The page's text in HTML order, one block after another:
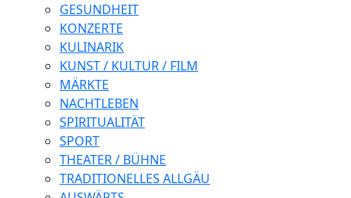
GESUNDHEIT
KONZERTE
KULINARIK
KUNST / KULTUR / FILM
MÄRKTE
NACHTLEBEN
SPIRITUALITÄT
SPORT
THEATER / BÜHNE
TRADITIONELLES ALLGÄU